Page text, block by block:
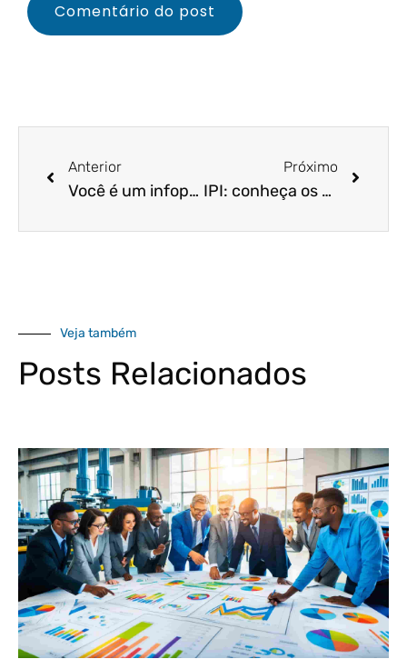
Anterior
Você é um infoprodutor ou afiliado? Entenda quais suas obrigações tributárias!
Próximo
IPI: conheça os planos do governo para esse tributo. Você não vai acreditar!
Veja também
Posts Relacionados